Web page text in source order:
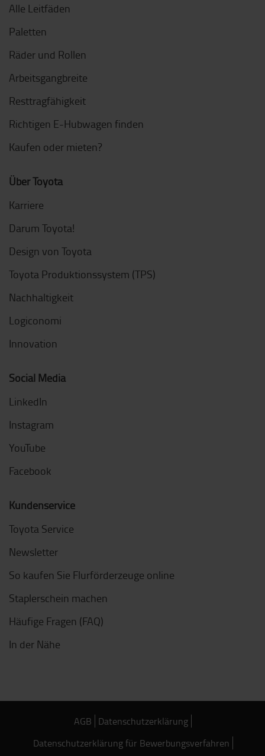
Alle Leitfäden
Paletten
Räder und Rollen
Arbeitsgangbreite
Resttragfähigkeit
Richtigen E-Hubwagen finden
Kaufen oder mieten?
Über Toyota
Karriere
Darum Toyota!
Design von Toyota
Toyota Produktionssystem (TPS)
Nachhaltigkeit
Logiconomi
Innovation
Social Media
LinkedIn
Instagram
YouTube
Facebook
Kundenservice
Toyota Service
Newsletter
So kaufen Sie Flurförderzeuge online
Staplerschein machen
Häufige Fragen (FAQ)
In der Nähe
AGB Datenschutzerklärung
Datenschutzerklärung für Bewerbungsverfahren